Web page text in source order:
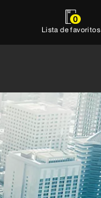
0
Lista de favoritos